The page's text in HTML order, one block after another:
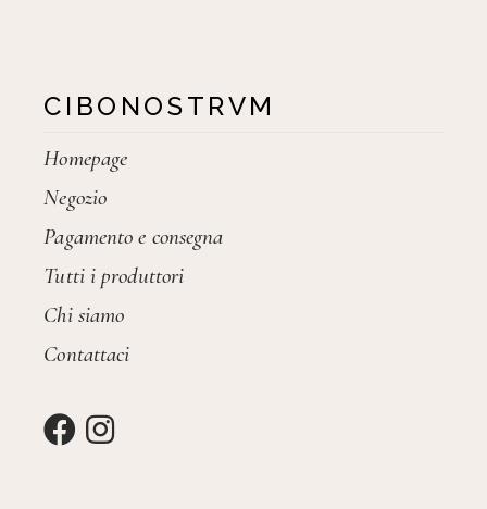
CIBONOSTRVM
Homepage
Negozio
Pagamento e consegna
Tutti i produttori
Chi siamo
Contattaci